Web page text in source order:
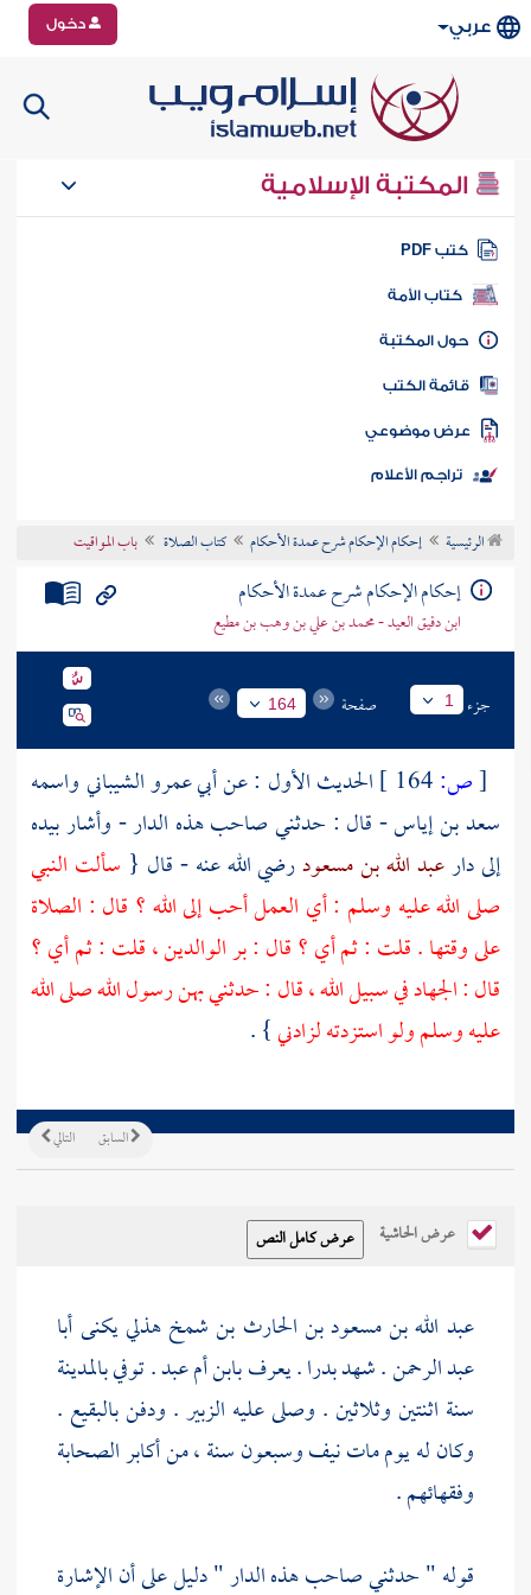
عربي دخول
المكتبة الإسلامية
كتب PDF
كتاب الأمة
المكتبة
الكتب
موضوعي
تراجم الأعلام
الرئيسية إحكام الإحكام شرح عمدة الأحكام كتاب الصلاة باب المواقيت
إحكام الإحكام شرح عمدة الأحكام
ابن دقيق العيد - محمد بن علي بن وهب بن مطيع
جزء 1 صفحة 164
[ص: الحديث الأول : عنأبي عمرو الشيباني واسمه
سعد بن إياس- قال : حدثني صاحب هذه الدار - وأشار بيده
إلى دارعبد الله بن مسعودرضي الله عنه - قال { سألت النبي
صلى الله عليه وسلم : أي العمل أحب إلى الله ؟ قال : الصلاة
على وقتها . قلت : ثم أي ؟ قال : بر الوالدين ، قلت : ثم أي ؟
قال : الجهاد في سبيل الله ، قال : حدثني بهن رسول الله صلى الله
عليه وسلم ولو استزدته لزادني} .
التالي السابق
عرض الحاشية
عبد الله بن مسعود بن الحارث بن شمخ هذلي يكنى أبا
عبد الرحمن. شهد بدرا . يعرف بابن أم عبد . توفيبالمدينة
سنة اثنتين وثلاثين . وصلى عليه الزبير. ودفنبالبقيع .
وكان له يوم مات نيف وسبعون سنة ، من أكابر الصحابة
وفقهائهم .
قوله " حدثني صاحب هذه الدار " دليل على أن الإشارة